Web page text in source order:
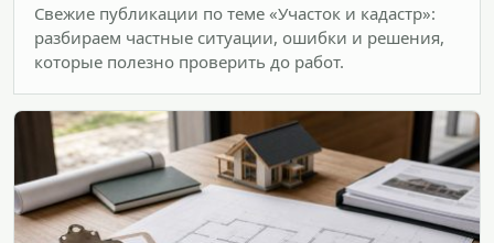
Свежие публикации по теме «Участок и кадастр»:
разбираем частные ситуации, ошибки и решения,
которые полезно проверить до работ.